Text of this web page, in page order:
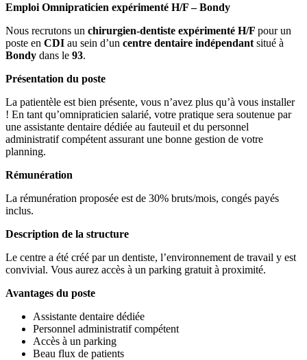
Emploi Omnipraticien expérimenté H/F – Bondy
Nous recrutons un chirurgien-dentiste expérimenté H/F pour un
poste en CDI au sein d’un centre dentaire indépendant situé à
Bondy dans le 93.
Présentation du poste
La patientèle est bien présente, vous n’avez plus qu’à vous installer
! En tant qu’omnipraticien salarié, votre pratique sera soutenue par
une assistante dentaire dédiée au fauteuil et du personnel
administratif compétent assurant une bonne gestion de votre
planning.
Rémunération
La rémunération proposée est de 30% bruts/mois, congés payés
inclus.
Description de la structure
Le centre a été créé par un dentiste, l’environnement de travail y est
convivial. Vous aurez accès à un parking gratuit à proximité.
Avantages du poste
Assistante dentaire dédiée
Personnel administratif compétent
Accès à un parking
Beau flux de patients